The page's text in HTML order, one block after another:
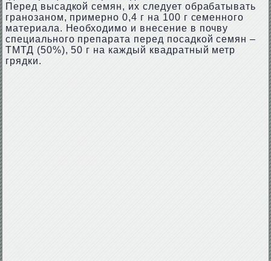
Перед высадкой семян, их следует обрабатывать
гранозаном, примерно 0,4 г на 100 г семенного
материала. Необходимо и внесение в почву
специального препарата перед посадкой семян –
ТМТД (50%), 50 г на каждый квадратный метр
грядки.